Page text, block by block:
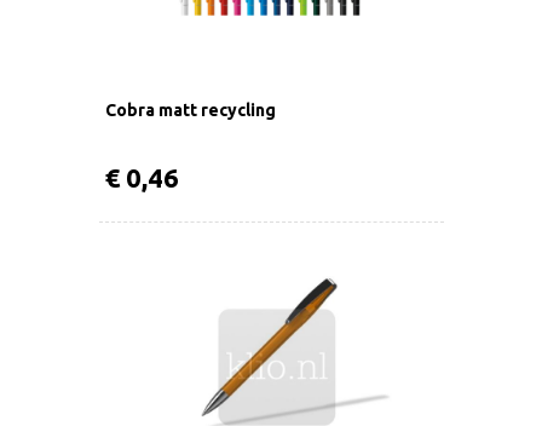
Cobra matt recycling
€ 0,46